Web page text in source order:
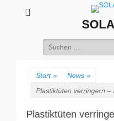
Suchen
nach:
Start » News »
Plastiktüten verringern –
Plastiktüten